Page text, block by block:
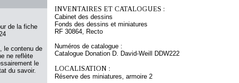
de la fiche
le contenu de
ne reflète
le
du savoir.
INVENTAIRES ET CATALOGUES :
Cabinet des dessins
Fonds des dessins et miniatures
RF 30864, Recto
Numéros de catalogue :
Catalogue Donation D. David-Weill DDW222
LOCALISATION :
Réserve des miniatures, armoire 2